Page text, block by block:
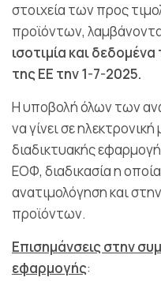
στοιχεία των προς
προϊόντων,
ισοτιμία και δεδομένα
της ΕΕ την 1-7-2025.
Η υποβολή όλων των
να γίνει σε
διαδικτυακής
ΕΟΦ, διαδικασία η
ανατιμολόγηση και
προϊόντων.
Επισημάνσεις στην
εφαρμογής: